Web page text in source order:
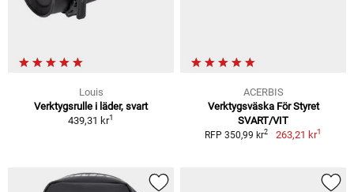
Louis
Verktygsrulle i läder, svart
439,31 kr1
ACERBIS
Verktygsväska För Styret
SVART/VIT
RFP 350,99 kr2 263,21 kr1